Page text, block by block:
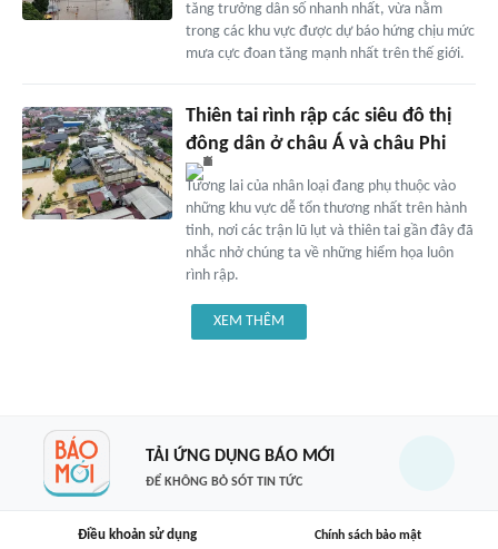
tăng trưởng dân số nhanh nhất, vừa nằm
trong các khu vực được dự báo hứng chịu mức
mưa cực đoan tăng mạnh nhất trên thế giới.
Thiên tai rình rập các siêu đô thị
đông dân ở châu Á và châu Phi
Tương lai của nhân loại đang phụ thuộc vào
những khu vực dễ tổn thương nhất trên hành
tinh, nơi các trận lũ lụt và thiên tai gần đây đã
nhắc nhở chúng ta về những hiểm họa luôn
rình rập.
XEM THÊM
TẢI ỨNG DỤNG BÁO MỚI
ĐỂ KHÔNG BỎ SÓT TIN TỨC
Điều khoản sử dụng Chính sách bảo mật